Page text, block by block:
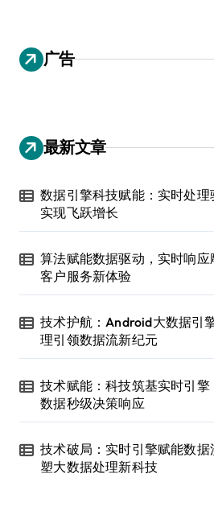
广告
最新文章
数据引擎科技赋能：实时处理
实现飞跃增长
算法赋能数据驱动，实时响应
客户服务新体验
技术护航：Android大数据引
理引领数据流新纪元
技术赋能：科技筑基实时引擎
数据秒级决策响应
技术破局：实时引擎赋能数据
塑大数据处理新科技